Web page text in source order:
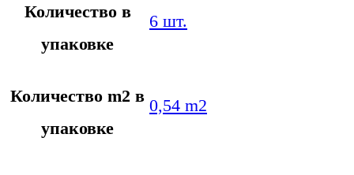
Количество в
упаковке
6 шт.
Количество m2 в
упаковке
0,54 m2